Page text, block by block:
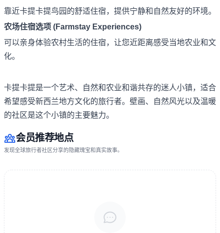
靠近卡提卡提鸟园的舒适住宿，提供宁静和自然友好的环境。
农场住宿选项 (Farmstay Experiences)
可以亲身体验农村生活的住宿，让您近距离感受当地农业和文
化。
卡提卡提是一个艺术、自然和农业和谐共存的迷人小镇，适合
希望感受新西兰地方文化的旅行者。壁画、自然风光以及温暖
的社区是这个小镇的主要魅力。
会员推荐地点
发现全球旅行者社区分享的隐藏瑰宝和真实故事。